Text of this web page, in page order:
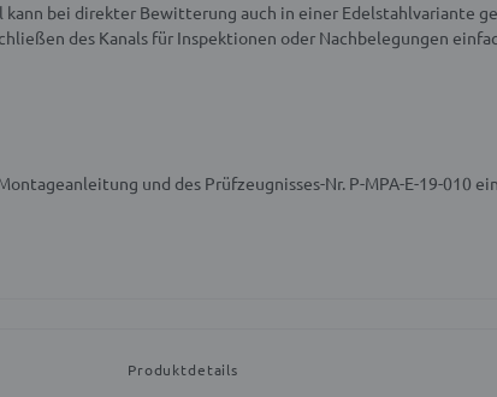
kann bei direkter Bewitterung auch in einer Edelstahlvariante
des Kanals für Inspektionen oder Nachbelegungen
und des Prüfzeugnisses-Nr. P-MPA-E-19-010
Produktdetails